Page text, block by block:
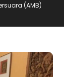
(AMB)